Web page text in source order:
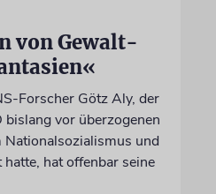
von Gewalt-
Forscher Götz Aly, der
vor überzogenen
und
hat offenbar seine